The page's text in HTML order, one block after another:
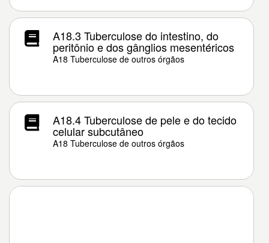
A18.3 Tuberculose do intestino, do
peritônio e dos gânglios mesentéricos
A18 Tuberculose de outros órgãos
A18.4 Tuberculose de pele e do tecido
celular subcutâneo
A18 Tuberculose de outros órgãos